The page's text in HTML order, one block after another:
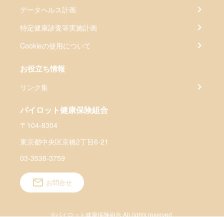
データヘルス計画
特定健康診査等実施計画
Cookieの使用について
お役立ち情報
リンク集
パイロット健康保険組合
〒104-8304
東京都中央区京橋2丁目6-21
03-3538-3759
お問合せ
©パイロット健康保険組合 All rights reserved.